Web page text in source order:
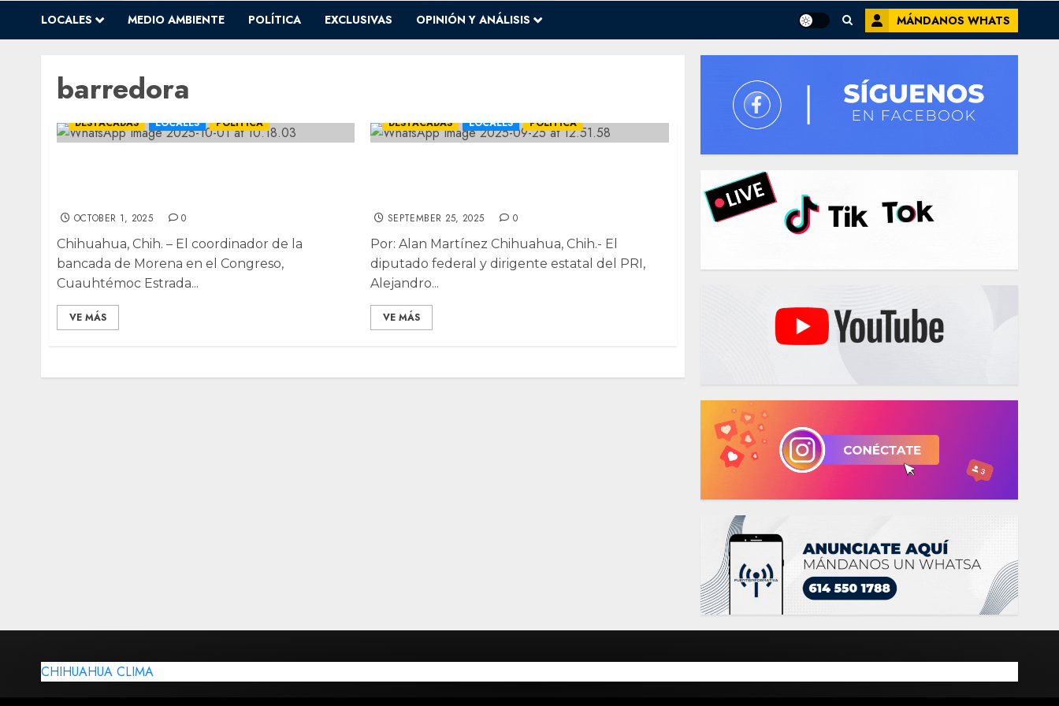
LOCALES MEDIO AMBIENTE POLÍTICA EXCLUSIVAS OPINIÓN Y ANÁLISIS MÁNDANOS WHATS
barredora
DESTACADAS LOCALES POLÍTICA
OCTOBER 1, 2025 0
Chihuahua, Chih. – El coordinador de la
bancada de Morena en el Congreso,
Cuauhtémoc Estrada...
VE MÁS
DESTACADAS LOCALES POLÍTICA
SEPTEMBER 25, 2025 0
Por: Alan Martínez Chihuahua, Chih.- El
diputado federal y dirigente estatal del PRI,
Alejandro...
VE MÁS
CHIHUAHUA CLIMA